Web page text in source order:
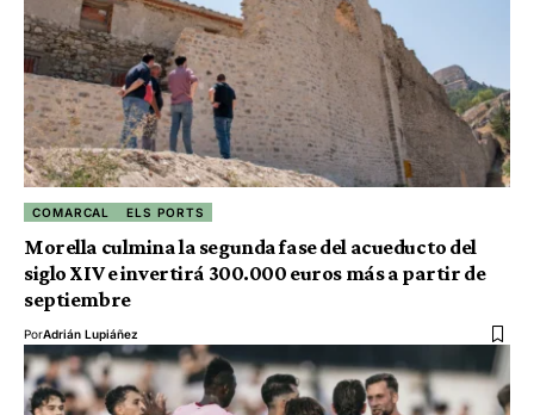
COMARCAL ELS PORTS
Morella culmina la segunda fase del acueducto del
siglo XIV e invertirá 300.000 euros más a partir de
septiembre
PorAdrián Lupiáñez